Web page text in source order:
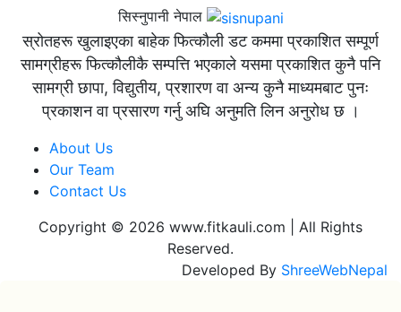
सिस्नुपानी नेपाल
स्रोतहरू खुलाइएका बाहेक फित्कौली डट कममा प्रकाशित सम्पूर्ण
सामग्रीहरू फित्कौलीकै सम्पत्ति भएकाले यसमा प्रकाशित कुनै पनि
सामग्री छापा, विद्युतीय, प्रशारण वा अन्य कुनै माध्यमबाट पुनः
प्रकाशन वा प्रसारण गर्नु अघि अनुमति लिन अनुरोध छ ।
About Us
Our Team
Contact Us
Copyright © 2026 www.fitkauli.com | All Rights
Reserved.
Developed By ShreeWebNepal